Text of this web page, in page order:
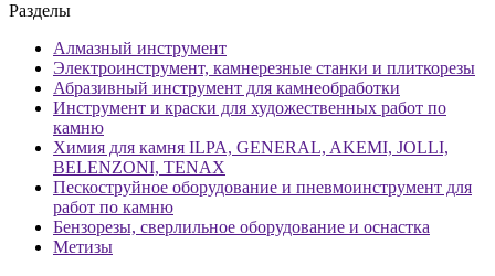
Разделы
Алмазный инструмент
Электроинструмент, камнерезные станки и плиткорезы
Абразивный инструмент для камнеобработки
Инструмент и краски для художественных работ по
камню
Химия для камня ILPA, GENERAL, AKEMI, JOLLI,
BELENZONI, TENAX
Пескоструйное оборудование и пневмоинструмент для
работ по камню
Бензорезы, сверлильное оборудование и оснастка
Метизы